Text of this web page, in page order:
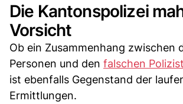
Die Kantonspolizei
Vorsicht
Ob ein Zusammenhang zwischen
Personen und den falschen
ist ebenfalls Gegenstand der
Ermittlungen.